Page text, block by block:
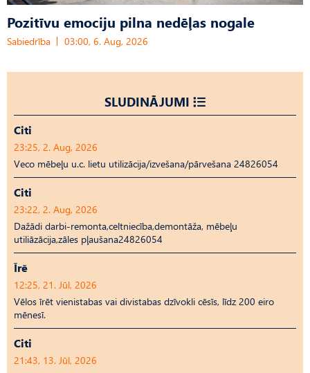
Pozitīvu emociju pilna nedēļas nogale
Sabiedrība 03:00, 6. Aug, 2026
SLUDINĀJUMI
Citi
23:25, 2. Aug, 2026
Veco mēbeļu u.c. lietu utilizācija/izvešana/pārvešana 24826054
Citi
23:22, 2. Aug, 2026
Dažādi darbi-remonta,celtniecība,demontāža, mēbeļu
utiliāzācija,zāles pļaušana24826054
Īrē
12:25, 21. Jūl, 2026
Vēlos īrēt vienistabas vai divistabas dzīvokli cēsīs, līdz 200 eiro
mēnesī.
Citi
21:43, 13. Jūl, 2026